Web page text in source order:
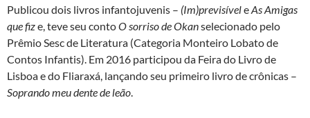
Publicou dois livros infantojuvenis – (Im)previsíveleAs Amigas
que fize, teve seu contoO sorriso de Okanselecionado pelo
Prêmio Sesc de Literatura (Categoria Monteiro Lobato de
Contos Infantis). Em 2016 participou da Feira do Livro de
Lisboa e do Fliaraxá, lançando seu primeiro livro de crônicas –
Soprando meu dente de leão.